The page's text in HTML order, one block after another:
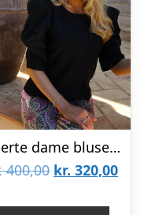
Liberte dame bluse WINNIE – Black
400,00 Den
kr. 320,00Den